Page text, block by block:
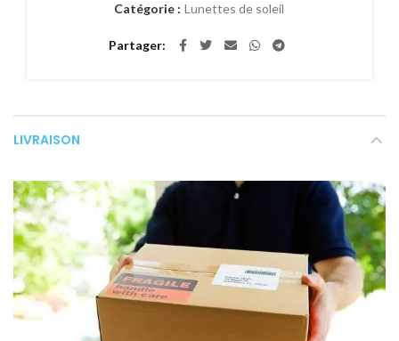
Catégorie : Lunettes de soleil
Partager
LIVRAISON